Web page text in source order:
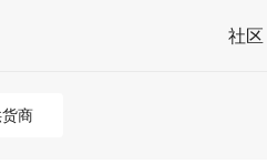
社区
商